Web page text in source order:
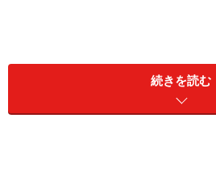
Aさんに2009年1月両手、両足の
下、細かい手の作業が難しくな
続きを読む